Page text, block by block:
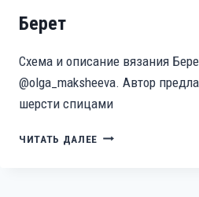
Берет
Схема и описание вязания
@olga_maksheeva. Автор
шерсти спицами
ЧИТАТЬ ДАЛЕЕ БЕРЕТ